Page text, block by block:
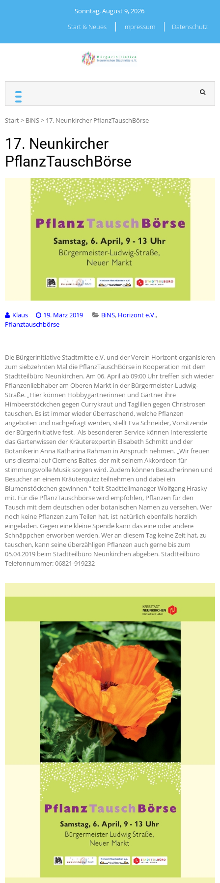
Sonntag, August 9, 2026
Start & Neues
Impressum Datenschutz
STADTMITTE E.V.
Start> BiNS> 17. Neunkircher PflanzTauschBörse
17. Neunkircher
PflanzTauschBörse
Klaus 19. März 2019 BiNS, Horizont e.V.,
Pflanztauschbörse
Die Bürgerinitiative Stadtmitte e.V. und der Verein Horizont organisieren
zum siebzehnten Mal die PflanzTauschBörse in Kooperation mit dem
Stadtteilbüro Neunkirchen. Am 06. April ab 09:00 Uhr treffen sich wieder
Pflanzenliebhaber am Oberen Markt in der Bürgermeister-Ludwig-
Straße. „Hier können Hobbygärtnerinnen und Gärtner ihre
Himbeerstöckchen gegen Currykraut und Taglilien gegen Christrosen
tauschen. Es ist immer wieder überraschend, welche Pflanzen
angeboten und nachgefragt werden, stellt Eva Schneider, Vorsitzende
der Bürgerinitiative fest. Als besonderen Service können Interessierte
das Gartenwissen der Kräuterexpertin Elisabeth Schmitt und der
Botanikerin Anna Katharina Rahman in Anspruch nehmen. „Wir freuen
uns diesmal auf Clemens Baltes, der mit seinem Akkordeon für
stimmungsvolle Musik sorgen wird. Zudem können Besucherinnen und
Besucher an einem Kräuterquizz teilnehmen und dabei ein
Blumenstöckchen gewinnen,“ teilt Stadtteilmanager Wolfgang Hrasky
mit. Für die PflanzTauschbörse wird empfohlen, Pflanzen für den
Tausch mit dem deutschen oder botanischen Namen zu versehen. Wer
noch keine Pflanzen zum Teilen hat, ist natürlich ebenfalls herzlich
eingeladen. Gegen eine kleine Spende kann das eine oder andere
Schnäppchen erworben werden. Wer an diesem Tag keine Zeit hat, zu
tauschen, kann seine überzähligen Pflanzen auch gerne bis zum
05.04.2019 beim Stadtteilbüro Neunkirchen abgeben. Stadtteilbüro
Telefonnummer: 06821-919232